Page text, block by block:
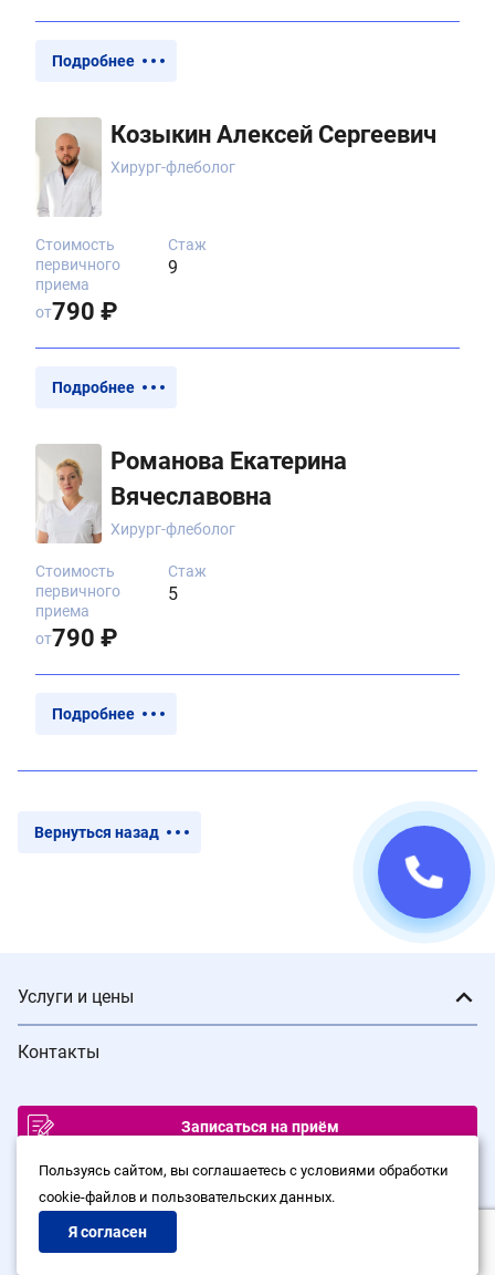
Подробнее
Козыкин Алексей Сергеевич
Хирург-флеболог
Стаж
9
Стоимость
первичного
приема
от790 ₽
Подробнее
Романова Екатерина
Вячеславовна
Хирург-флеболог
Стаж
5
Стоимость
первичного
приема
от790 ₽
Подробнее
Вернуться назад
Услуги и цены
Контакты
Записаться на приём
ВРАЧОМ
Пользуясь сайтом, вы соглашаетесь с условиями обработки
cookie-файлов и пользовательских данных.
Я согласен